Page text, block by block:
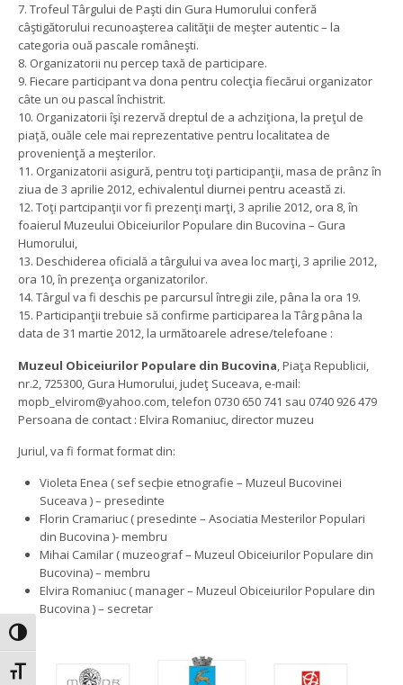
Toggle High Contrast
Toggle Font size
7. Trofeul Târgului de Paşti din Gura Humorului conferă
câştigătorului recunoaşterea calităţii de meşter autentic – la
categoria ouă pascale româneşti.
8. Organizatorii nu percep taxă de participare.
9. Fiecare participant va dona pentru colecţia fiecărui organizator
câte un ou pascal închistrit.
10. Organizatorii îşi rezervă dreptul de a achziţiona, la preţul de
piaţă, ouăle cele mai reprezentative pentru localitatea de
provenienţă a meşterilor.
11. Organizatorii asigură, pentru toţi participanţii, masa de prânz în
ziua de 3 aprilie 2012, echivalentul diurnei pentru această zi.
12. Toţi partcipanţii vor fi prezenţi marţi, 3 aprilie 2012, ora 8, în
foaierul Muzeului Obiceiurilor Populare din Bucovina – Gura
Humorului,
13. Deschiderea oficială a târgului va avea loc marţi, 3 aprilie 2012,
ora 10, în prezenţa organizatorilor.
14. Târgul va fi deschis pe parcursul întregii zile, pâna la ora 19.
15. Participanţii trebuie să confirme participarea la Târg pâna la
data de 31 martie 2012, la următoarele adrese/telefoane :
Muzeul Obiceiurilor Populare din Bucovina, Piaţa Republicii,
nr.2, 725300, Gura Humorului, judeţ Suceava, e-mail:
mopb_elvirom@yahoo.com, telefon 0730 650 741 sau 0740 926 479
Persoana de contact : Elvira Romaniuc, director muzeu
Juriul, va fi format format din:
Violeta Enea ( sef secþie etnografie – Muzeul Bucovinei
Suceava ) – presedinte
Florin Cramariuc ( presedinte – Asociatia Mesterilor Populari
din Bucovina )- membru
Mihai Camilar ( muzeograf – Muzeul Obiceiurilor Populare din
Bucovina) – membru
Elvira Romaniuc ( manager – Muzeul Obiceiurilor Populare din
Bucovina ) – secretar